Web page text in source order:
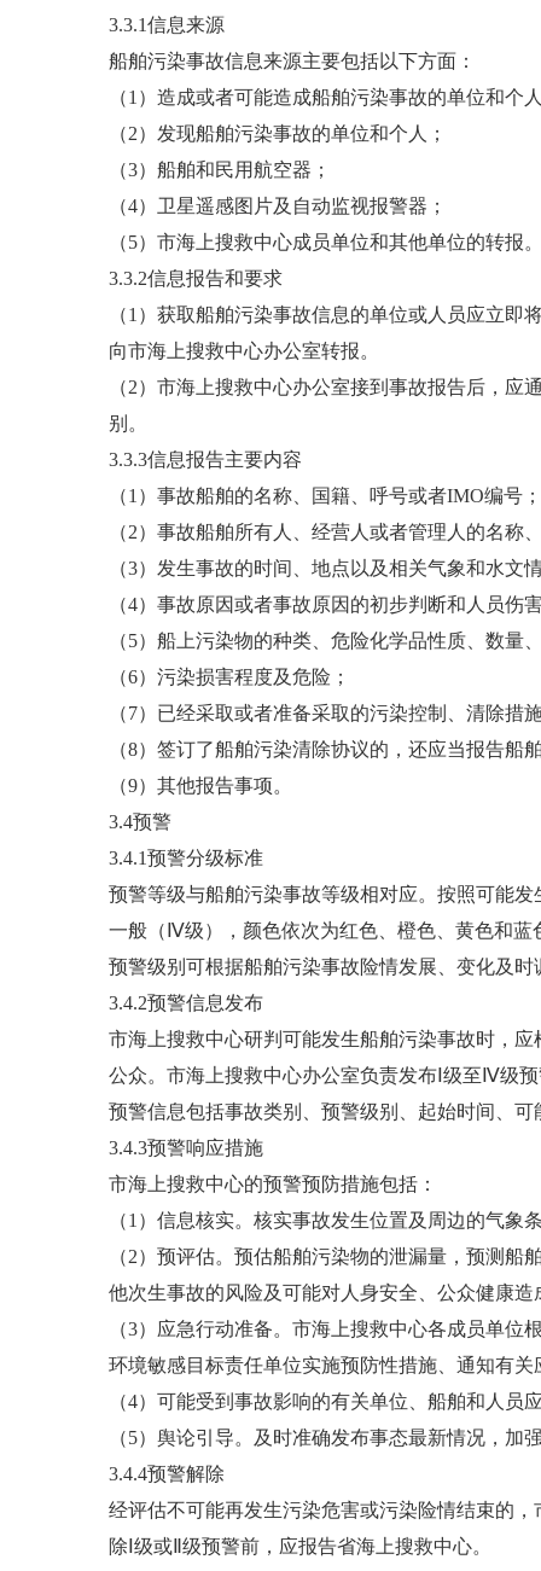
3.3.1信息来源
船舶污染事故信息来源主要包括以下方面：
（1）造成或者可能造成船舶污染事故的单位和个
（2）发现船舶污染事故的单位和个人；
（3）船舶和民用航空器；
（4）卫星遥感图片及自动监视报警器；
（5）市海上搜救中心成员单位和其他单位的转报
3.3.2信息报告和要求
（1）获取船舶污染事故信息的单位或人员应立
向市海上搜救中心办公室转报。
（2）市海上搜救中心办公室接到事故报告后，
别。
3.3.3信息报告主要内容
（1）事故船舶的名称、国籍、呼号或者IMO编号；
（2）事故船舶所有人、经营人或者管理人的名称
（3）发生事故的时间、地点以及相关气象和水文
（4）事故原因或者事故原因的初步判断和人员伤
（5）船上污染物的种类、危险化学品性质、数量
（6）污染损害程度及危险；
（7）已经采取或者准备采取的污染控制、清除措
（8）签订了船舶污染清除协议的，还应当报告船
（9）其他报告事项。
3.4预警
3.4.1预警分级标准
预警等级与船舶污染事故等级相对应。按照可能
一般（Ⅳ级），颜色依次为红色、橙色、黄色和蓝
预警级别可根据船舶污染事故险情发展、变化及时
3.4.2预警信息发布
市海上搜救中心研判可能发生船舶污染事故时，
公众。市海上搜救中心办公室负责发布Ⅰ级至Ⅳ级
预警信息包括事故类别、预警级别、起始时间、
3.4.3预警响应措施
市海上搜救中心的预警预防措施包括：
（1）信息核实。核实事故发生位置及周边的气
（2）预评估。预估船舶污染物的泄漏量，预测
他次生事故的风险及可能对人身安全、公众健康造
（3）应急行动准备。市海上搜救中心各成员单
环境敏感目标责任单位实施预防性措施、通知有
（4）可能受到事故影响的有关单位、船舶和人
（5）舆论引导。及时准确发布事态最新情况，
3.4.4预警解除
经评估不可能再发生污染危害或污染险情结束的
除Ⅰ级或Ⅱ级预警前，应报告省海上搜救中心。